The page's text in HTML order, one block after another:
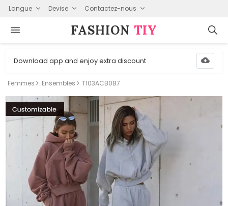
Langue Devise Contactez-nous
FASHION⁠ TIY
Download app and enjoy extra discount
Femmes Ensembles T103ACB0B7